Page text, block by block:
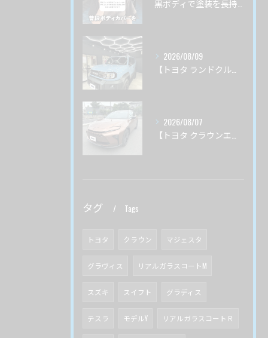
2026/08/09
2026/08/07
タグ Tags
トヨタ クラウン マジェスタ
グラヴィス リアルガラスコートM
スズキ スイフト グラディス
テスラ モデルY リアルガラスコートＲ